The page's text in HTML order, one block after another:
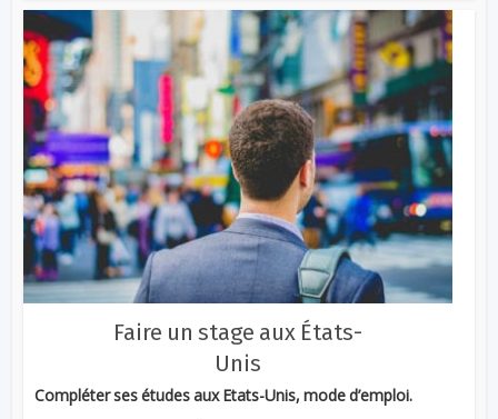
Faire un stage aux États-
Unis
Compléter ses études aux Etats-Unis, mode d’emploi.